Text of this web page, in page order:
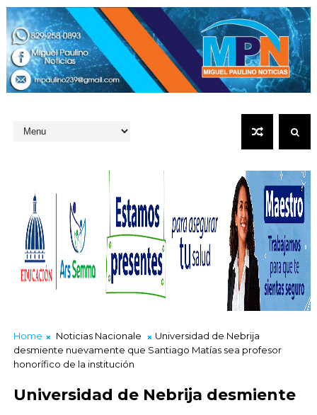
Home Noticias Nacionale
Universidad de Nebrija
desmiente nuevamente que Santiago Matías sea profesor
honorífico de la institución
Universidad de Nebrija desmiente